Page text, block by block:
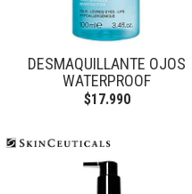
DESMAQUILLANTE OJOS
WATERPROOF
$17.990